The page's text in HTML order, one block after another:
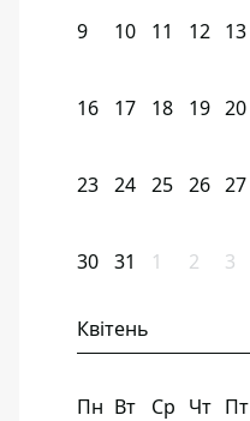
9 10 11 12 13
16 17 18 19 20
23 24 25 26 27
30 31 1 2 3
Квітень
Пн Вт Ср Чт Пт